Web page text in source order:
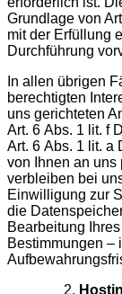
Grundlage von
mit der Erfüllung
Durchführung
In allen übrigen
berechtigten
uns gerichteten
Art. 6 Abs. 1 lit. f
Art. 6 Abs. 1 lit. a
von Ihnen an uns
verbleiben bei
Einwilligung zur
die
Bearbeitung
Bestimmungen –